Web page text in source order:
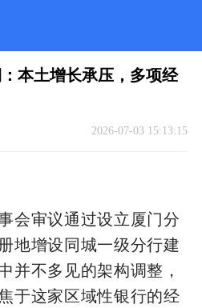
本土增长承压，多项经
2026-07-03 15:13:15
会审议通过设立厦门分
地增设同城一级分行建
并不多见的架构调整，
于这家区域性银行的经